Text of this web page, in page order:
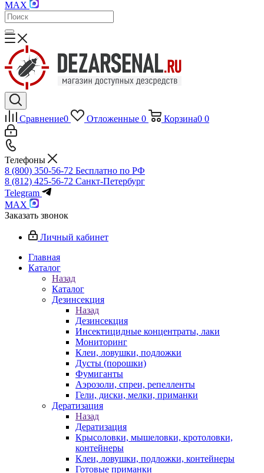
MAX
Сравнение0 Отложенные 0 Корзина0 0
Телефоны
8 (800) 350-56-72 Бесплатно по РФ
8 (812) 425-56-72 Санкт-Петербург
Telegram
MAX
Заказать звонок
Личный кабинет
Главная
Каталог
Назад
Каталог
Дезинсекция
Назад
Дезинсекция
Инсектицидные концентраты, лаки
Мониторинг
Клеи, ловушки, подложки
Дусты (порошки)
Фумиганты
Аэрозоли, спреи, репелленты
Гели, диски, мелки, приманки
Дератизация
Назад
Дератизация
Крысоловки, мышеловки, кротоловки,
контейнеры
Клеи, ловушки, подложки, контейнеры
Готовые приманки